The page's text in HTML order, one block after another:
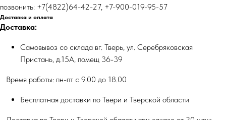
позвонить: +7(4822)64-42-27, +7-900-019-95-57
Доставка и оплата
Доставка:
Самовывоз со склада вг. Тверь, ул. Серебряковская
Пристань, д.15А, помещ 36-39
Время работы: пн-пт с 9.00 до 18.00
Бесплатная доставки по Твери и Тверской области